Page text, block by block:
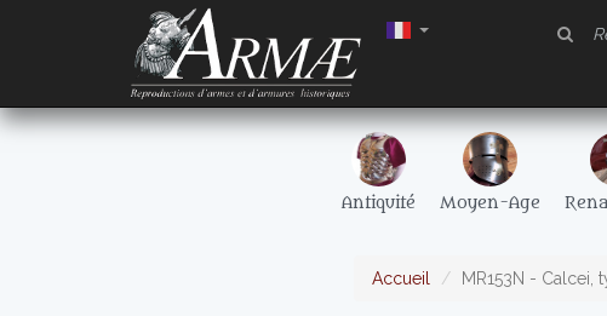
Antiquité Moyen-Age
Accueil MR153N - Calcei,